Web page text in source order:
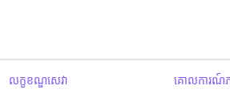
លក្ខខណ្ឌសេវា គោលការណ៍